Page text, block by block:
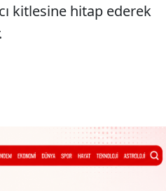
kitlesine hitap ederek